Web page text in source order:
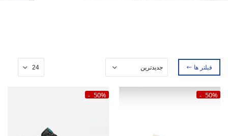
فیلتر ها
50%
50%